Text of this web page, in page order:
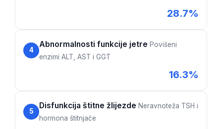
28.7%
4
Abnormalnosti funkcije jetre Povišeni
enzimi ALT, AST i GGT
16.3%
5
Disfunkcija štitne žlijezde Neravnoteža TSH i
hormona štitnjače